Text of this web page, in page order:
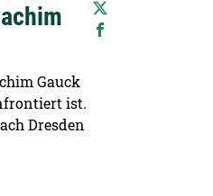
Gauck
ist.
Dresden